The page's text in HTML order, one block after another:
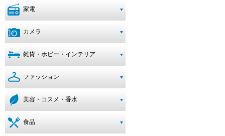
家電
カメラ
雑貨・ホビー・インテリア
ファッション
美容・コスメ・香水
食品